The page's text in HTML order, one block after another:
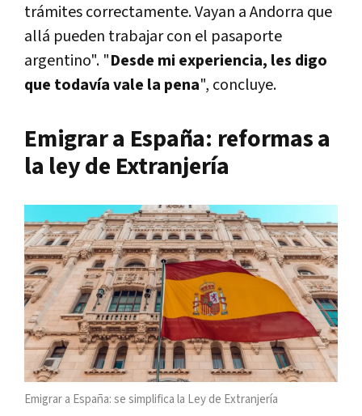
trámites correctamente. Vayan a Andorra que
allá pueden trabajar con el pasaporte
argentino". "Desde mi experiencia, les digo
que todavía vale la pena", concluye.
Emigrar a España: reformas a
la ley de Extranjería
Emigrar a España: se simplifica la Ley de Extranjería